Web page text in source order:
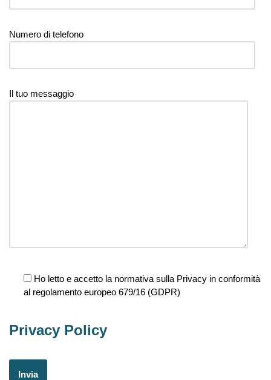
Numero di telefono
Il tuo messaggio
Ho letto e accetto la normativa sulla Privacy in conformità
al regolamento europeo 679/16 (GDPR)
Privacy Policy